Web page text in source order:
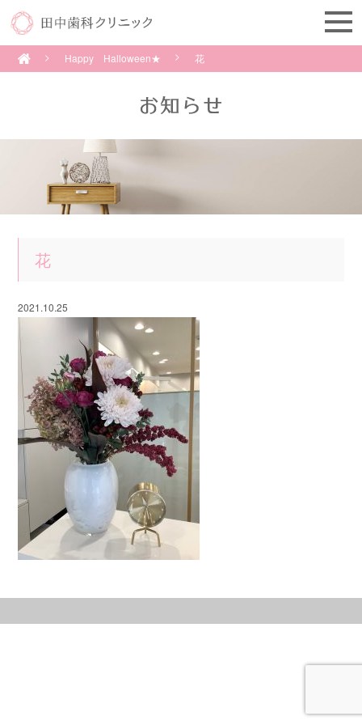
Happy Halloween★ 花
花
2021.10.25